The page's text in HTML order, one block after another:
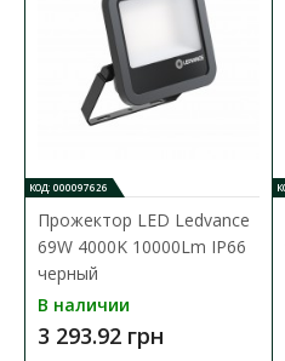
Прожектор GTV Onyx
Доступность:
КОД: 000097626
Прожектор LED Ledvance
69W 4000K 10000Lm IP66
черный
В наличии
3 293.92 грн